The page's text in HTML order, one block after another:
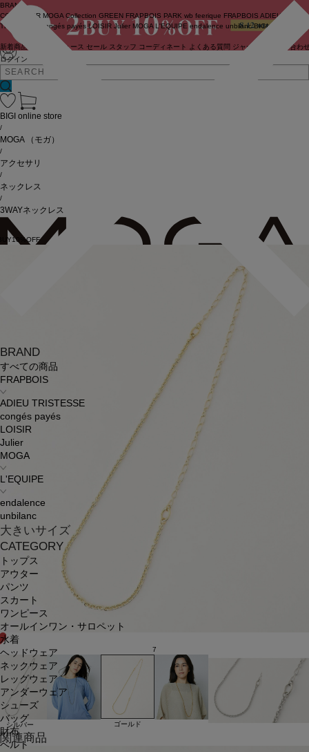
ログイン
BRAND
COUTURIER MOGA Collection GREEN FRAPBOIS PARK wb feerique FRAPBOIS ADIEU
TRISTESSE
congés payés LOISIR Julier MOGA L'EQUIPE endalence unbilanc BIGI online store
新着商品 ニュース セール スタッフ コーディネート よくある質問 ジャーナル お問い合わ
BRAND
すべての商品
FRAPBOIS
ADIEU TRISTESSE
congés payés
LOISIR
Julier
MOGA
L'EQUIPE
endalence
unbilanc
大きいサイズ
CATEGORY
トップス
アウター
パンツ
スカート
ワンピース
オールインワン・サロペット
水着
ヘッドウェア
ネックウェア
レッグウェア
アンダーウェア
シューズ
バッグ
財布
ベルト
BIGI online store
/
MOGA （モガ）
/
アクセサリ
/
ネックレス
/
3WAYネックレス
7
シルバー ゴールド
関連商品